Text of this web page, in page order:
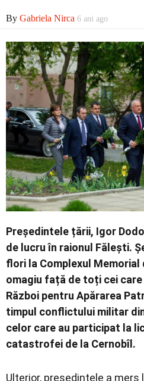
Economic
Contact
By Gabriela Nirca 6 ani ago
Președintele țării, Igor
de lucru în raionul Fălești.
flori la Complexul Memorial
omagiu față de toți cei
Război pentru Apărarea
timpul conflictului militar
celor care au participat la
catastrofei de la Cernobîl.
Ulterior, președintele a mers